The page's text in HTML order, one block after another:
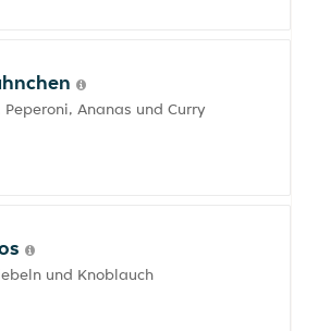
Ananas und Curry
und Knoblauch